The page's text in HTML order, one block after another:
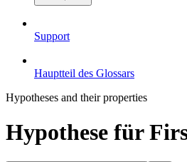
Support
Hauptteil des Glossars
Hypotheses and their properties
Hypothese für